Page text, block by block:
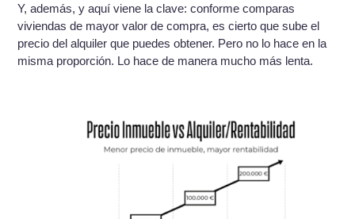
Y, además, y aquí viene la clave: conforme comparas
viviendas de mayor valor de compra, es cierto que sube el
precio del alquiler que puedes obtener. Pero no lo hace en la
misma proporción. Lo hace de manera mucho más lenta.